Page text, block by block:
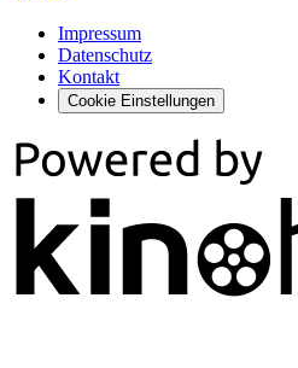
Impressum
Datenschutz
Kontakt
Cookie Einstellungen